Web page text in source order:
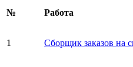
№ Работа
1 Сборщик заказов на